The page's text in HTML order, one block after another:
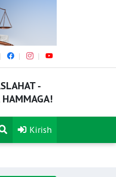
-
HAMMAGA!
Kirish